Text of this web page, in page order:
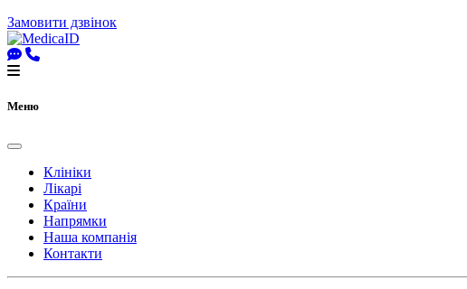
Замовити дзвінок
Меню
Клініки
Лікарі
Країни
Напрямки
Наша компанія
Контакти